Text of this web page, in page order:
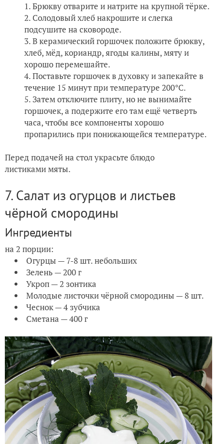
Брюкву отварите и натрите на крупной тёрке.
Солодовый хлеб накрошите и слегка
подсушите на сковороде.
В керамический горшочек положите брюкву,
хлеб, мёд, кориандр, ягоды калины, мяту и
хорошо перемешайте.
Поставьте горшочек в духовку и запекайте в
течение 15 минут при температуре 200°C.
Затем отключите плиту, но не вынимайте
горшочек, а подержите его там ещё четверть
часа, чтобы все компоненты хорошо
пропарились при понижающейся температуре.
Перед подачей на стол украсьте блюдо
листиками мяты.
7. Салат из огурцов и листьев
чёрной смородины
Ингредиенты
на 2 порции:
Огурцы — 7-8 шт. небольших
Зелень — 200 г
Укроп — 2 зонтика
Молодые листочки чёрной смородины — 8 шт.
Чеснок — 4 зубчика
Сметана — 400 г